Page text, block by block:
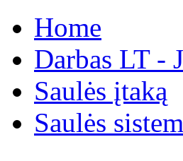
Home
Darbas LT -
Saulės įtaką
Saulės